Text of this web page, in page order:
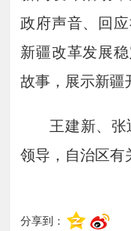
政府声音、回
新疆改革发展
故事，展示新疆
王建新、
领导，自治区有
分享到：